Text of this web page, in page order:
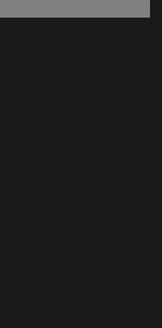
en nueva ventana)
nueva ventana)